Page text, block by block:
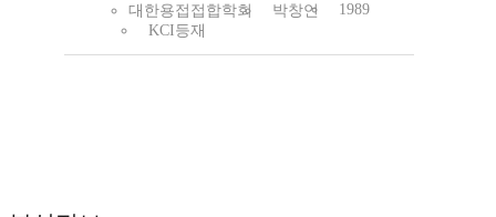
대한용접접합학회 박창언
1989
KCI등재